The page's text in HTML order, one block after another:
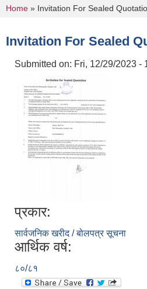
You are here
Home » Invitation For Sealed
Invitation For Sealed
Submitted on: Fri, 12/29/2023 -
प्रकार:
सार्वजनिक खरीद / बोलपत्र सूचना
आर्थिक वर्ष:
८०/८१